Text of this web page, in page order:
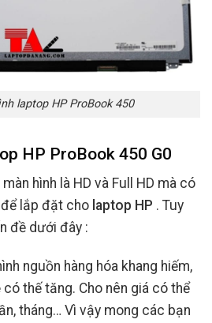
laptop HP ProBook 450
HP ProBook 450 G0
hình là HD và Full HD mà có
lắp đặt cho laptop HP . Tuy
đề dưới đây :
nguồn hàng hóa khang hiếm,
thế tăng. Cho nên giá có thể
tháng… Vì vậy mong các bạn